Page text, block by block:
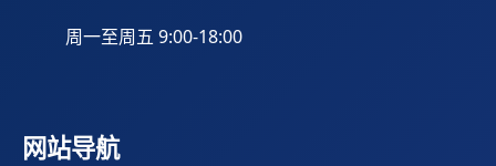
周一至周五 9:00-18:00
网站导航